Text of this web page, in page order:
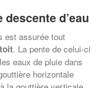
d’eau
est assurée tout
. La pente de celui-ci
eaux de pluie dans
horizontale